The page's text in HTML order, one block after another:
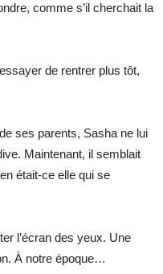
comme s’il cherchait la
de rentrer plus tôt,
ses parents, Sasha ne lui
Maintenant, il semblait
était-ce elle qui se
l’écran des yeux. Une
À notre époque…